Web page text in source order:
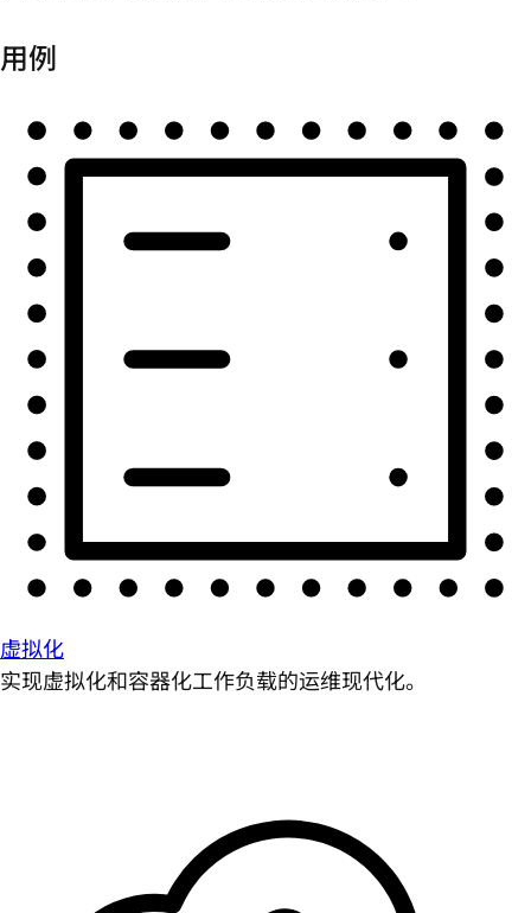
用例
虚拟化
实现虚拟化和容器化工作负载的运维现代化。